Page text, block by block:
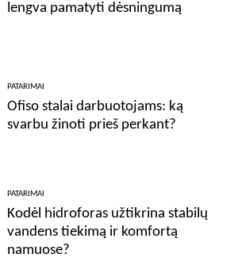
lengva pamatyti dėsningumą
PATARIMAI
Ofiso stalai darbuotojams: ką
svarbu žinoti prieš perkant?
PATARIMAI
Kodėl hidroforas užtikrina stabilų
vandens tiekimą ir komfortą
namuose?